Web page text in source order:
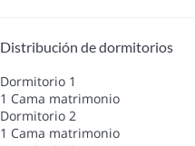
Distribución de dormitorios
Dormitorio 1
1 Cama matrimonio
Dormitorio 2
1 Cama matrimonio